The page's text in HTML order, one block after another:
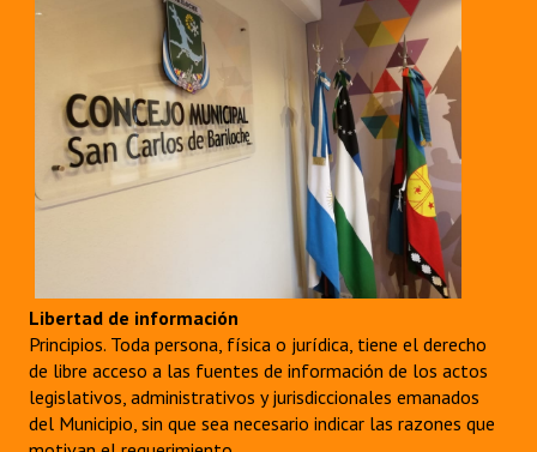
Libertad de información
Principios. Toda persona, física o jurídica, tiene el derecho
de libre acceso a las fuentes de información de los actos
legislativos, administrativos y jurisdiccionales emanados
del Municipio, sin que sea necesario indicar las razones que